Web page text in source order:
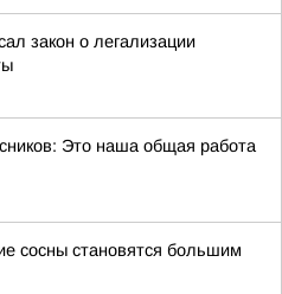
закон о легализации
Это наша общая работа
сосны становятся большим